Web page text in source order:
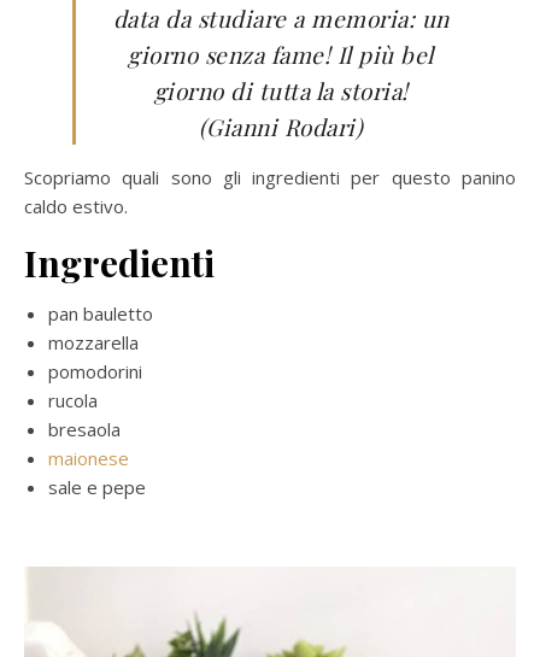
data da studiare a memoria: un
giorno senza fame! Il più bel
giorno di tutta la storia!
(Gianni Rodari)
Scopriamo quali sono gli ingredienti per questo panino
caldo estivo.
Ingredienti
pan bauletto
mozzarella
pomodorini
rucola
bresaola
maionese
sale e pepe